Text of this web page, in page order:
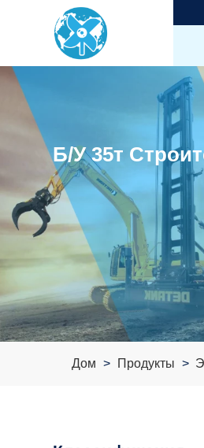
Б/у 35т
Дом Продукты